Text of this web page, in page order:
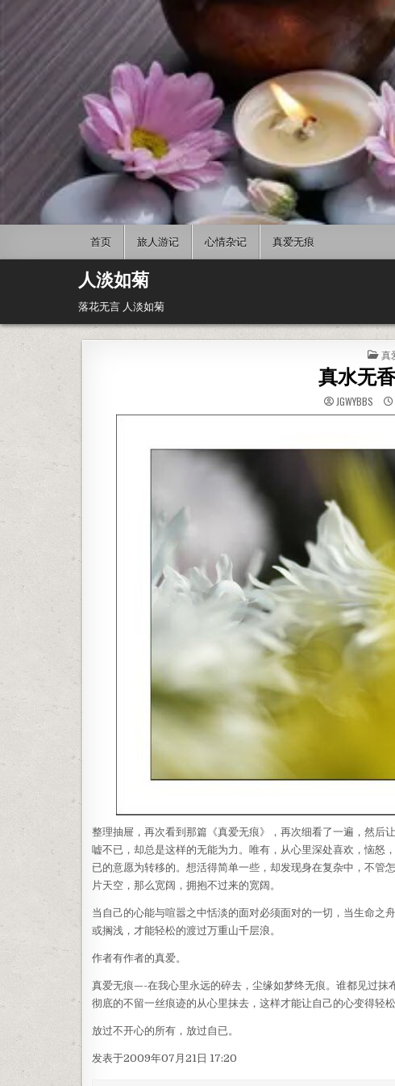
Skip to content
首页 旅人游记 心情杂记 真爱无痕
人淡如菊
落花无言 人淡如菊
真
真水无
JGWYBBS
整理抽屉，再次看到那篇《真爱无痕》，再次细看了一遍，然后
嘘不已，却总是这样的无能为力。唯有，从心里深处喜欢，恼怒
已的意愿为转移的。想活得简单一些，却发现身在复杂中，不管
片天空，那么宽阔，拥抱不过来的宽阔。
当自己的心能与喧嚣之中恬淡的面对必须面对的一切，当生命之
或搁浅，才能轻松的渡过万重山千层浪。
作者有作者的真爱。
真爱无痕—-在我心里永远的碎去，尘缘如梦终无痕。谁都见过
彻底的不留一丝痕迹的从心里抹去，这样才能让自己的心变得轻
放过不开心的所有，放过自已。
发表于2009年07月21日 17:20